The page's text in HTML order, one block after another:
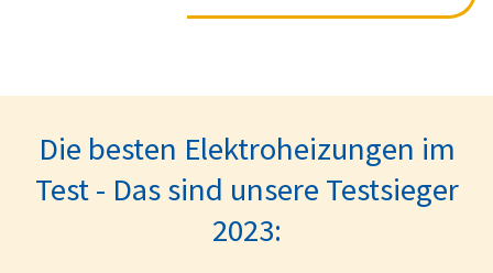
Die besten Elektroheizungen im
Test - Das sind unsere Testsieger
2023: